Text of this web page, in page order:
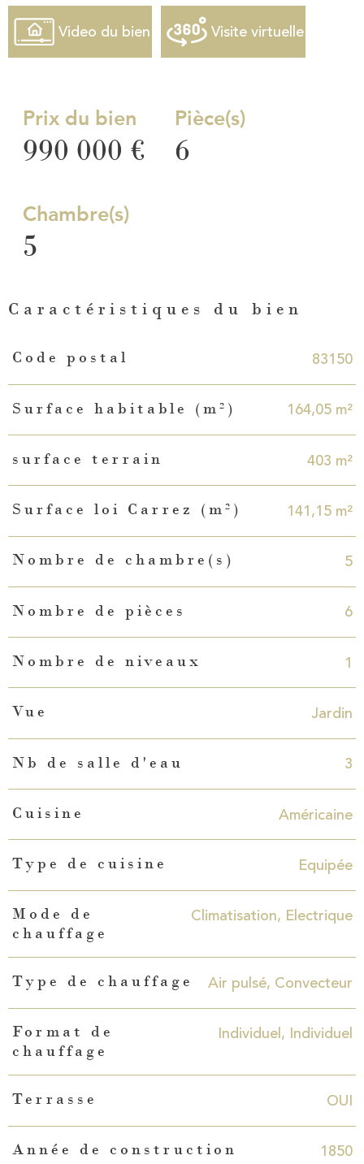
Video du bien Visite virtuelle
Prix du bien
990 000 €
Pièce(s)
6
Chambre(s)
5
Caractéristiques du bien
Caractéristiques
Code postal 83150
Surface habitable (m²) 164,05 m²
surface terrain 403 m²
Surface loi Carrez (m²) 141,15 m²
Nombre de chambre(s) 5
Nombre de pièces 6
Nombre de niveaux 1
Vue Jardin
Nb de salle d'eau 3
Cuisine Américaine
Type de cuisine Equipée
Mode de
chauffage
Climatisation, Electrique
Type de chauffage Air pulsé, Convecteur
Format de
chauffage
Individuel, Individuel
Terrasse OUI
Année de construction 1850